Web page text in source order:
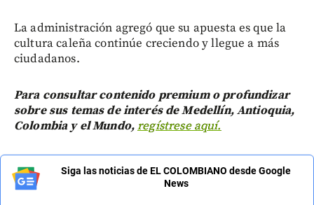
La administración agregó que su apuesta es que la
cultura caleña continúe creciendo y llegue a más
ciudadanos.
Para consultar contenido premium o profundizar
sobre sus temas de interés de Medellín, Antioquia,
Colombia y el Mundo,regístrese aquí.
Siga las noticias de EL COLOMBIANO desde Google
News